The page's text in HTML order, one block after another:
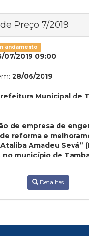
Preço 7/2019
andamento
07/2019 09:00
28/06/2019
Municipal de
de empresa de
reforma e
Ataliba Amadeu Sevá”
no município de
Detalhes